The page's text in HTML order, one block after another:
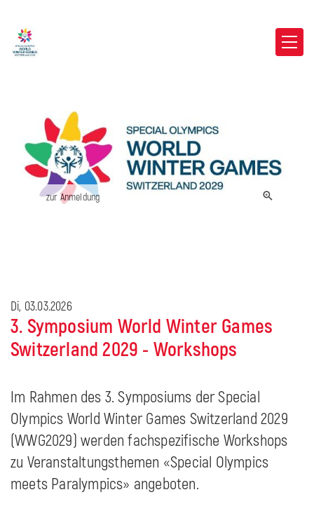
zur Anmeldung
Di, 03.03.2026
3. Symposium World Winter Games
Switzerland 2029 - Workshops
Im Rahmen des 3. Symposiums der Special
Olympics World Winter Games Switzerland 2029
(WWG2029) werden fachspezifische Workshops
zu Veranstaltungsthemen «Special Olympics
meets Paralympics» angeboten.